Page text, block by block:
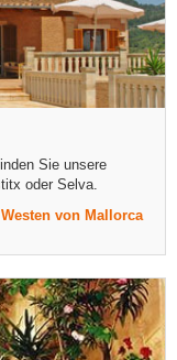
Sie unsere
oder Selva.
von Mallorca